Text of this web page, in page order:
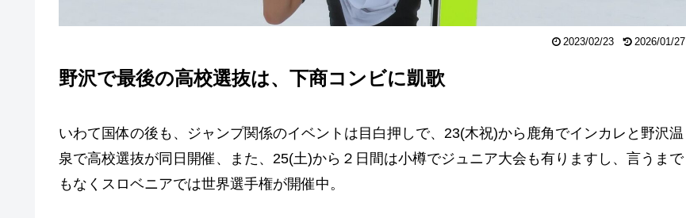
2023/02/23 2026/01/27
野沢で最後の高校選抜は、下商コンビに凱歌
いわて国体の後も、ジャンプ関係のイベントは目白押しで、23(木祝)から鹿角でインカレと野沢温
泉で高校選抜が同日開催、また、25(土)から２日間は小樽でジュニア大会も有りますし、言うまで
もなくスロベニアでは世界選手権が開催中。